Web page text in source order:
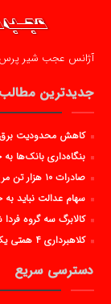
آژانس عجب شیر
جدیدترین مطالب
کاهش محدودیت برق
بنگاه‌داری بانک‌ها
صادرات ۱۰ هزار تن مرغ معادل ۱.۵ روز تولید کشور است
سهام عدالت نباید
کالابرگ سه گروه
کلاهبرداری ۴ همتی یک شرکت مهاجرتی؛ ۳۰۰ شاکی تاکنون
دسترسی سریع